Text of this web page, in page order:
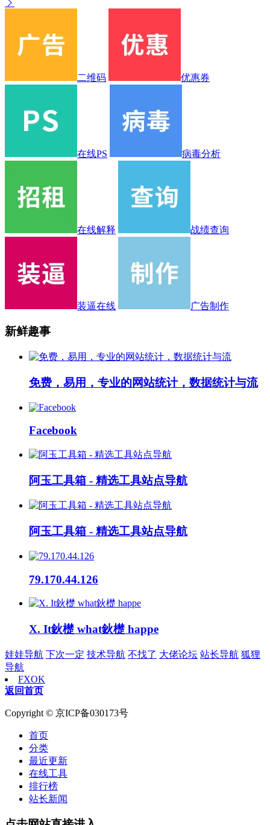
二维码 优惠券
在线PS 病毒分析
在线解释 战绩查询
装逼在线 广告制作
新鲜趣事
免费，易用，专业的网站统计，数据统计与流
Facebook
阿玉工具箱 - 精选工具站点导航
阿玉工具箱 - 精选工具站点导航
79.170.44.126
X. It鈥檚 what鈥檚 happe
娃娃导航 下次一定 技术导航 不找了 大佬论坛 站长导航 狐狸
导航
FXOK
返回首页
Copyright © 京ICP备030173号
首页
分类
最近更新
在线工具
排行榜
站长新闻